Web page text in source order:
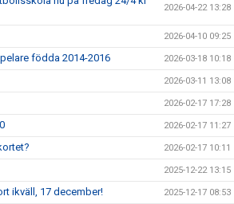
2026-04-22 13:28
2026-04-10 09:25
födda 2014-2016 2026-03-18 10:18
2026-03-11 13:08
2026-02-17 17:28
2026-02-17 11:27
2026-02-17 10:11
2025-12-22 13:15
ikväll, 17 december! 2025-12-17 08:53